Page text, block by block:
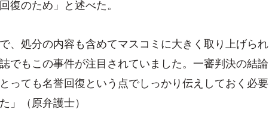
復のため」と述べた。
、処分の内容も含めてマスコミに大きく取り上げられ
でもこの事件が注目されていました。一審判決の結論
っても名誉回復という点でしっかり伝えしておく必要
」（原弁護士）